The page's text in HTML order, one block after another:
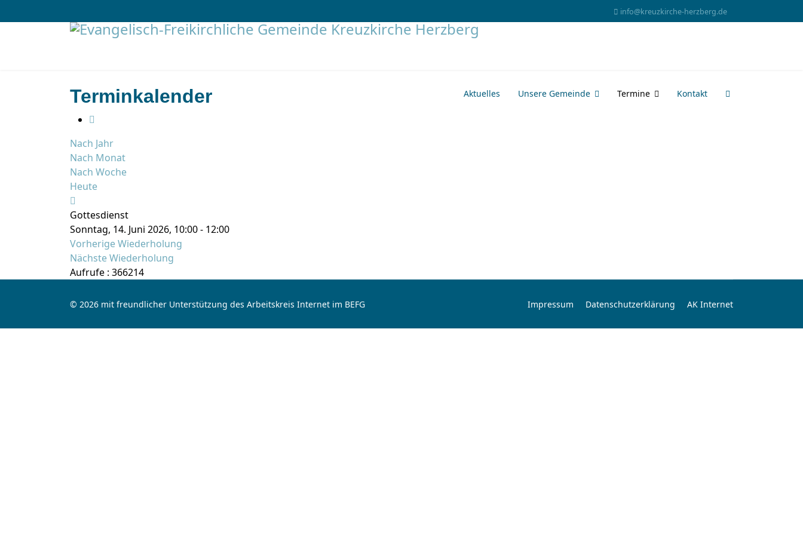
info@kreuzkirche-herzberg.de
Aktuelles Unsere Gemeinde Termine Kontakt
Terminkalender
Nach Jahr
Nach Monat
Nach Woche
Heute
Gottesdienst
Sonntag, 14. Juni 2026, 10:00 - 12:00
Vorherige Wiederholung
Nächste Wiederholung
Aufrufe : 366214
© 2026 mit freundlicher Unterstützung des Arbeitskreis Internet im BEFG Impressum Datenschutzerklärung AK Internet